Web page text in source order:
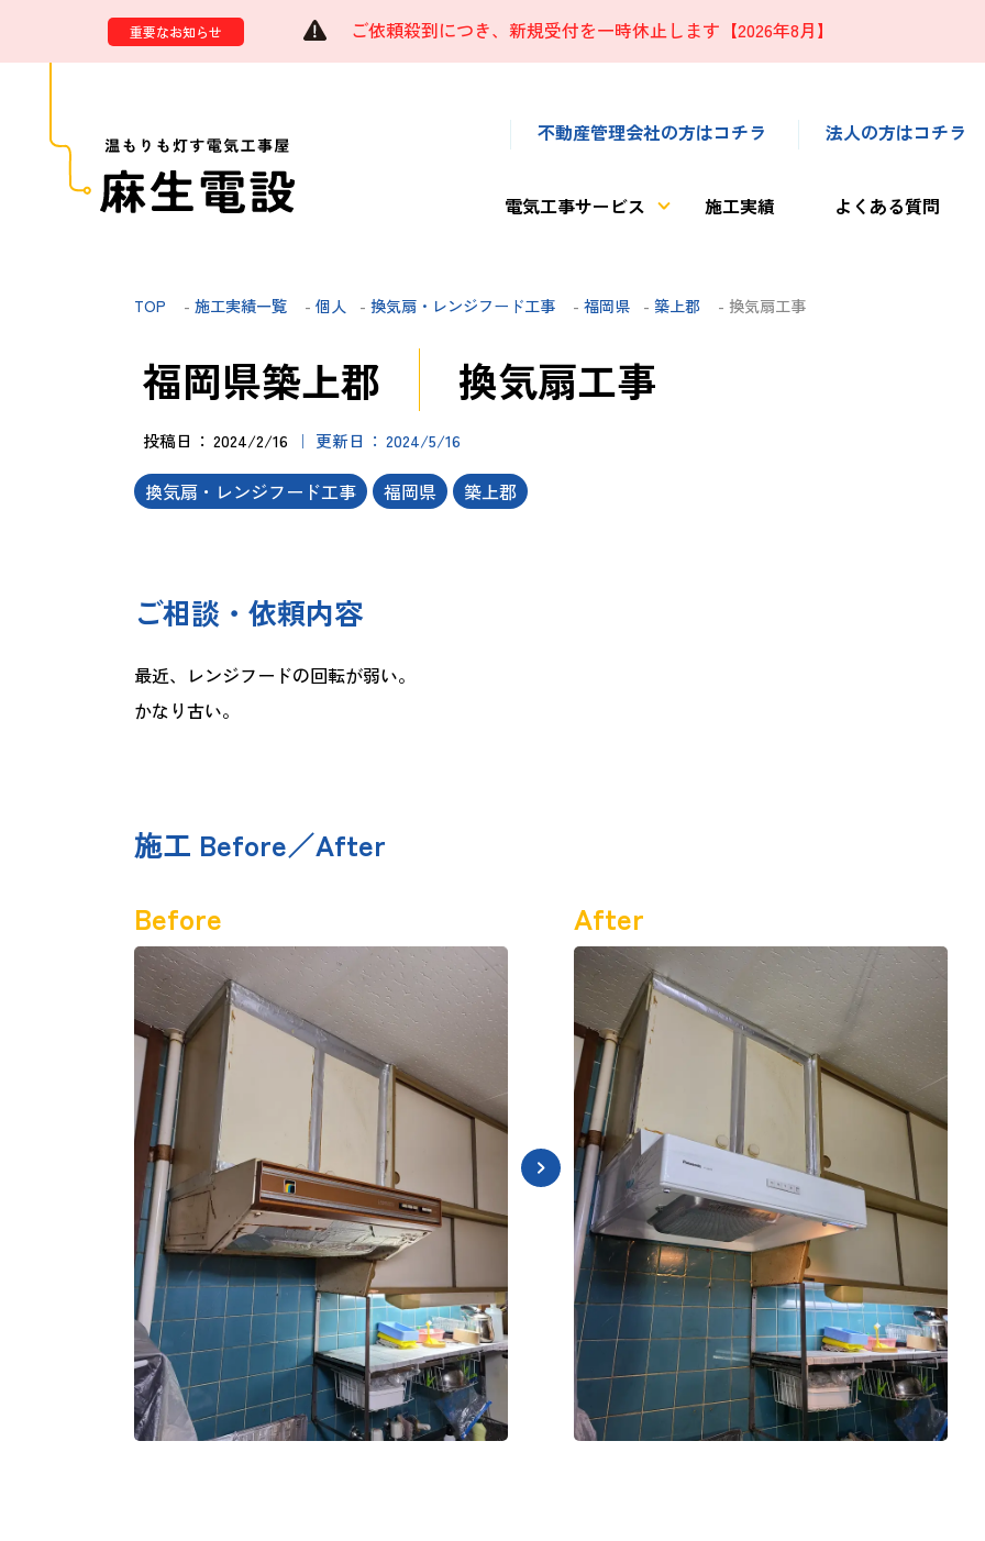
重要なお知らせ ご依頼殺到につき、新規受付を一時休止します【2026年8月】
不動産管理会社の方はコチラ 法人の方はコチラ
電気工事サービス 施工実績 よくある質問
TOP - 施工実績一覧 - 個人 - 換気扇・レンジフード工事 - 福岡県 - 築上郡 - 換気扇工事
福岡県築上郡 換気扇工事
投稿日 2024/2/16 更新日 2024/5/16
換気扇・レンジフード工事 福岡県 築上郡
ご相談・依頼内容
最近、レンジフードの回転が弱い。
かなり古い。
施工 Before／After
Before
After